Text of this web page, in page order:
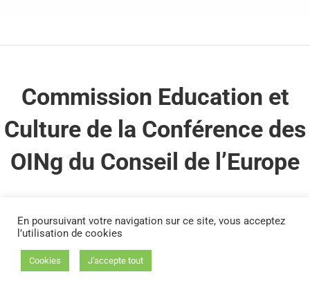
Commission Education et
Culture de la Conférence des
OINg du Conseil de l’Europe
convaincue que l’accès à l’éducation pour tous
En poursuivant votre navigation sur ce site, vous acceptez
l’utilisation de cookies
Cookies J'accepte tout